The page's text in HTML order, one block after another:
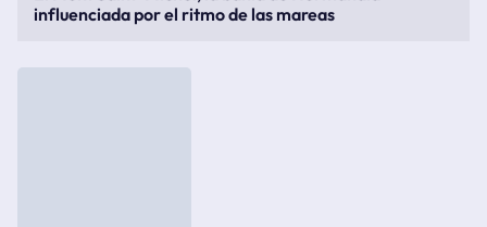
influenciada por el ritmo de las mareas